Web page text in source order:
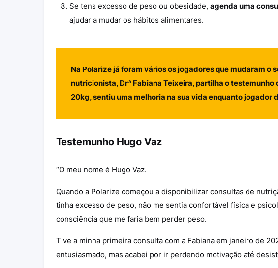
Se tens excesso de peso ou obesidade, agenda uma
ajudar a mudar os hábitos alimentares.
Na Polarize já foram vários os jogadores que mudaram o
nutricionista, Drª Fabiana Teixeira, partilha o
20kg, sentiu uma melhoria na sua vida enquanto jogador
Testemunho Hugo Vaz
“O meu nome é Hugo Vaz.
Quando a Polarize começou a disponibilizar consultas de
tinha excesso de peso, não me sentia confortável física e
consciência que me faria bem perder peso.
Tive a minha primeira consulta com a Fabiana em janeiro de
entusiasmado, mas acabei por ir perdendo motivação até